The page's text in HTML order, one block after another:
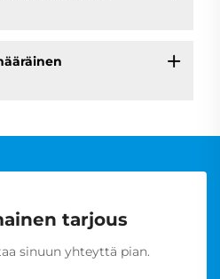
tarjous
sinuun yhteyttä pian.